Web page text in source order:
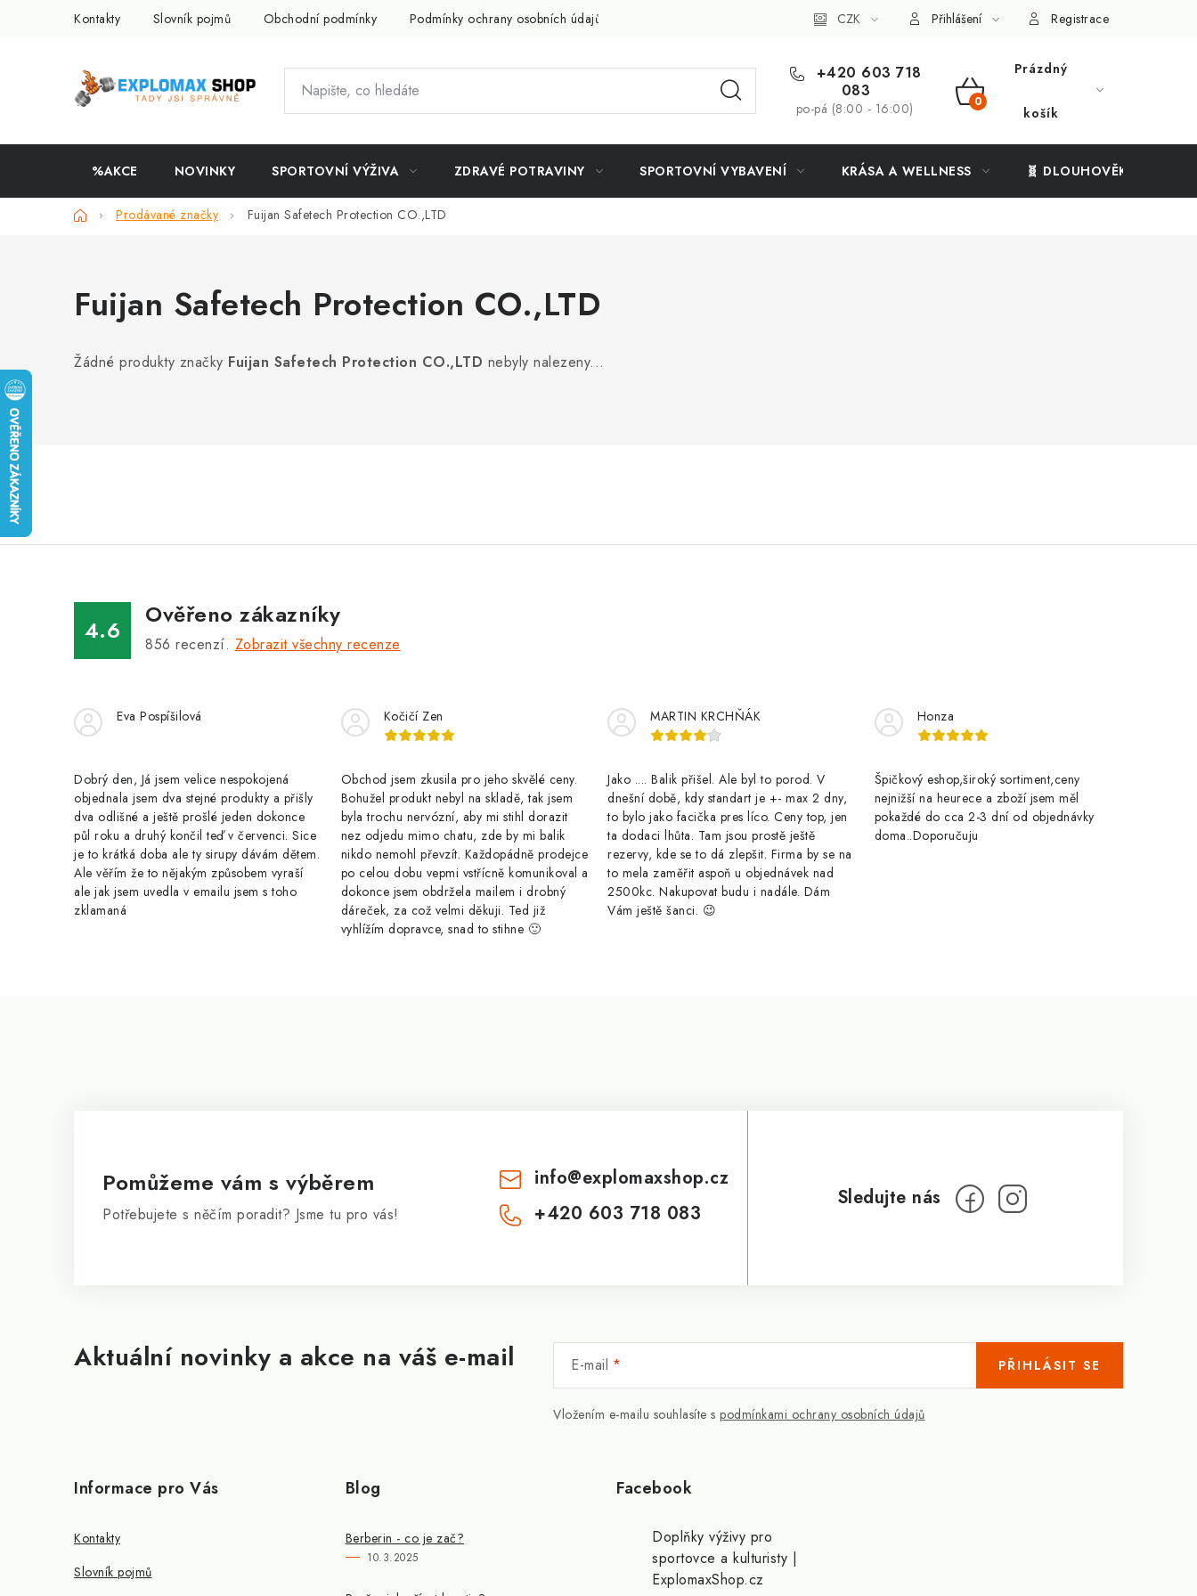
Kontakty Slovník pojmů Obchodní podmínky Podmínky ochrany osobních údajů Slevový systém Vše o nákupu
CZK Přihlášení Registrace
+420 603 718
083
po-pá (8:00 - 16:00)
NÁKUPNÍ
Prázdný
košík
%AKCE NOVINKY SPORTOVNÍ VÝŽIVA ZDRAVÉ POTRAVINY SPORTOVNÍ VYBAVENÍ KRÁSA A WELLNESS 🧬 DLOUHOVĚKOST
DomůProdávané značky Fuijan Safetech Protection CO.,LTD
Fuijan Safetech Protection CO.,LTD
Žádné produkty značky Fuijan Safetech Protection CO.,LTD nebyly nalezeny...
4.6
Ověřeno zákazníky
856 recenzí. Zobrazit všechny recenze
Eva Pospíšilová
Dobrý den, Já jsem velice nespokojená
objednala jsem dva stejné produkty a přišly
dva odlišné a ještě prošlé jeden dokonce
půl roku a druhý končil teď v červenci. Sice
je to krátká doba ale ty sirupy dávám dětem.
Ale věřím že to nějakým způsobem vyraší
ale jak jsem uvedla v emailu jsem s toho
zklamaná
Kočičí Zen
Obchod jsem zkusila pro jeho skvělé ceny.
Bohužel produkt nebyl na skladě, tak jsem
byla trochu nervózní, aby mi stihl dorazit
nez odjedu mimo chatu, zde by mi balik
nikdo nemohl převzít. Každopádně prodejce
po celou dobu vepmi vstřícně komunikoval a
dokonce jsem obdržela mailem i drobný
dáreček, za což velmi děkuji. Ted již
vyhlížím dopravce, snad to stihne 🙂
MARTIN KRCHŇÁK
Jako .... Balik přišel. Ale byl to porod. V
dnešní době, kdy standart je +- max 2 dny,
to bylo jako facička pres líco. Ceny top, jen
ta dodaci lhůta. Tam jsou prostě ještě
rezervy, kde se to dá zlepšit. Firma by se na
to mela zaměřit aspoň u objednávek nad
2500kc. Nakupovat budu i nadále. Dám
Vám ještě šanci. 😉
Honza
Špičkový eshop,široký sortiment,ceny
nejnižší na heurece a zboží jsem měl
pokaždé do cca 2-3 dní od objednávky
doma..Doporučuju
Aktuální novinky a akce na váš e-mail E-mail
Vložením e-mailu souhlasíte s podmínkami ochrany osobních údajů
PŘIHLÁSIT SE
Pomůžeme vám s výběrem
Potřebujete s něčím poradit? Jsme tu pro vás!
info@explomaxshop.cz
+420 603 718 083
Informace pro Vás
Kontakty
Slovník pojmů
Blog
Berberin - co je zač?
10.3.2025
Facebook
Doplňky výživy pro
sportovce a kulturisty |
ExplomaxShop.cz